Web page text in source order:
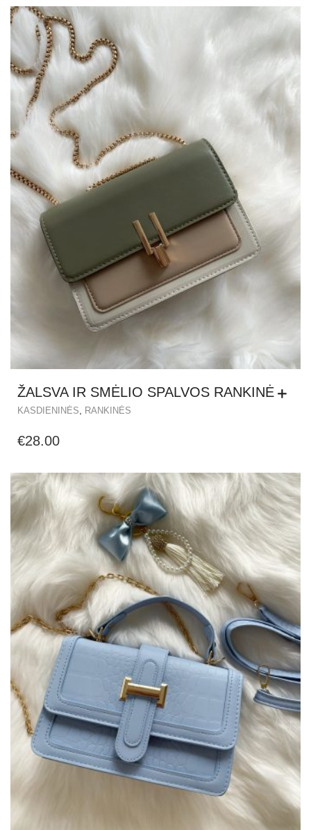
ŽALSVA IR SMĖLIO SPALVOS RANKINĖ
KASDIENINĖS, RANKINĖS
€28.00